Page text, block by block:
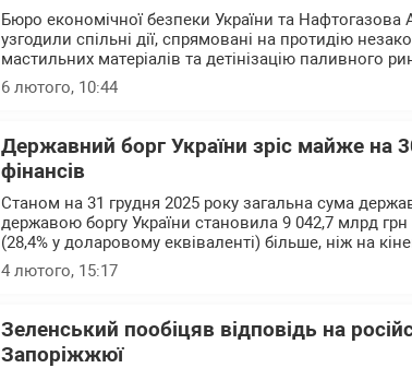
Бюро економічної безпеки України та Нафтогазова
узгодили спільні дії, спрямовані на протидію
мастильних матеріалів та детінізацію паливного
6 лютого, 10:44
Державний борг України зріс майже на
фінансів
Станом на 31 грудня 2025 року загальна сума
державою боргу України становила 9 042,7 млрд
(28,4% у доларовому еквіваленті) більше, ніж на
4 лютого, 15:17
Зеленський пообіцяв відповідь на
Запоріжжюї